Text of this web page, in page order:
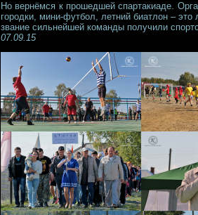
Но вернёмся к прошедшей спартакиаде.
городки, мини-футбол, летний биатлон –
звание сильнейшей команды получили
07.09.15